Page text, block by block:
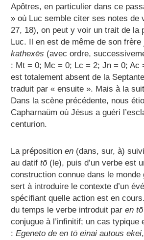
Apôtres, en particulier dans ce
» où Luc semble citer ses notes de
27, 18), on peut y voir un trait de la
Luc. Il en est de même de son frère
kathexēs (avec ordre,
: Mt = 0; Mc = 0; Lc = 2; Jn = 0; Ac
est totalement absent de la
traduit par « ensuite ». Mais à la
Dans la scène précédente, nous
Capharnaüm où Jésus a guéri
centurion.
La préposition en (dans, sur, à)
au datif tō (le), puis d’un verbe est
construction connue dans le monde
sert à introduire le contexte d’un
spécifiant quelle action est en
du temps le verbe introduit par en tō
conjugue à l’infinitif; un cas typique
: Egeneto de en tō einai autous ekei